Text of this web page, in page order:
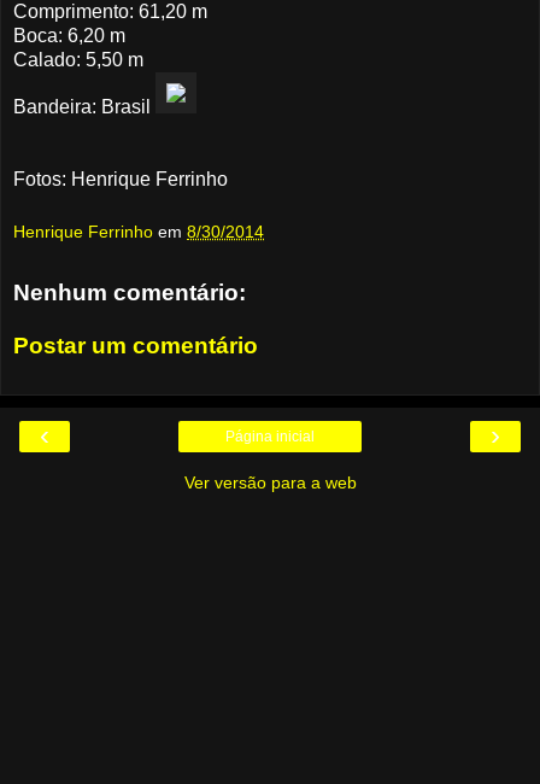
Comprimento: 61,20 m
Boca: 6,20 m
Calado: 5,50 m
Bandeira: Brasil
Fotos: Henrique Ferrinho
Henrique Ferrinho em 8/30/2014
Nenhum comentário:
Postar um comentário
‹ ›
Página inicial
Ver versão para a web